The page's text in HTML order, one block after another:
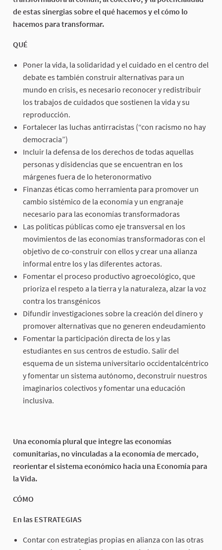
de estas sinergias sobre el qué hacemos y el cómo lo
hacemos para transformar.
QUÉ
Poner la vida, la solidaridad y el cuidado en el centro del
debate es también construir alternativas para un
mundo en crisis, es necesario reconocer y redistribuir
los trabajos de cuidados que sostienen la vida y su
reproducción.
Fortalecer las luchas antirracistas (“con racismo no hay
democracia”)
Incluir la defensa de los derechos de todas aquellas
personas y disidencias que se encuentran en los
márgenes fuera de lo heteronormativo
Finanzas éticas como herramienta para promover un
cambio sistémico de la economía y un engranaje
necesario para las economías transformadoras
Las políticas públicas como eje transversal en los
movimientos de las economías transformadoras con el
objetivo de co-construir con ellos y crear una alianza
informal entre los y las diferentes actoras.
Fomentar el proceso productivo agroecológico, que
prioriza el respeto a la tierra y la naturaleza, alzar la voz
contra los transgénicos
Difundir investigaciones sobre la creación del dinero y
promover alternativas que no generen endeudamiento
Fomentar la participación directa de los y las
estudiantes en sus centros de estudio. Salir del
esquema de un sistema universitario occidentalcéntrico
y fomentar un sistema autónomo, deconstruir nuestros
imaginarios colectivos y fomentar una educación
inclusiva.
Una economía plural que integre las economías
comunitarias, no vinculadas a la economía de mercado,
reorientar el sistema económico hacia una Economía para
la Vida.
CÓMO
En las ESTRATEGIAS
Contar con estrategias propias en alianza con las otras